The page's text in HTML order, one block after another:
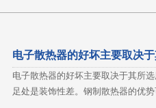
电子散热器的好坏主要取决
电子散热器的好坏主要取决于其所
足处是装饰性差。钢制散热器的优